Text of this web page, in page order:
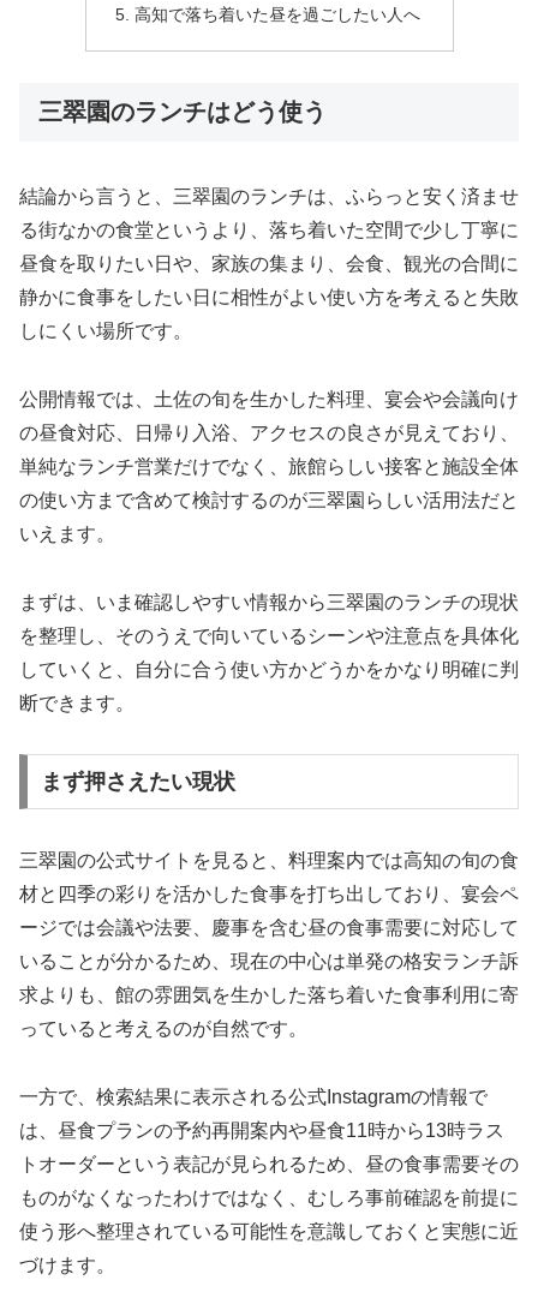
高知で落ち着いた昼を過ごしたい人へ
三翠園のランチはどう使う
結論から言うと、三翠園のランチは、ふらっと安く済ませ
る街なかの食堂というより、落ち着いた空間で少し丁寧に
昼食を取りたい日や、家族の集まり、会食、観光の合間に
静かに食事をしたい日に相性がよい使い方を考えると失敗
しにくい場所です。
公開情報では、土佐の旬を生かした料理、宴会や会議向け
の昼食対応、日帰り入浴、アクセスの良さが見えており、
単純なランチ営業だけでなく、旅館らしい接客と施設全体
の使い方まで含めて検討するのが三翠園らしい活用法だと
いえます。
まずは、いま確認しやすい情報から三翠園のランチの現状
を整理し、そのうえで向いているシーンや注意点を具体化
していくと、自分に合う使い方かどうかをかなり明確に判
断できます。
まず押さえたい現状
三翠園の公式サイトを見ると、料理案内では高知の旬の食
材と四季の彩りを活かした食事を打ち出しており、宴会ペ
ージでは会議や法要、慶事を含む昼の食事需要に対応して
いることが分かるため、現在の中心は単発の格安ランチ訴
求よりも、館の雰囲気を生かした落ち着いた食事利用に寄
っていると考えるのが自然です。
一方で、検索結果に表示される公式Instagramの情報で
は、昼食プランの予約再開案内や昼食11時から13時ラス
トオーダーという表記が見られるため、昼の食事需要その
ものがなくなったわけではなく、むしろ事前確認を前提に
使う形へ整理されている可能性を意識しておくと実態に近
づけます。